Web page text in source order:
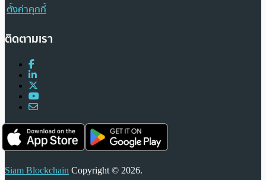
ตั้งค่าคุกกี้
ติดตามเรา
Siam Blockchain Copyright © 2026.